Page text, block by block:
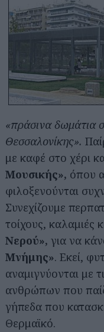
«πράσινα δωμάτια
Θεσσαλονίκης».
με καφέ στο χέρι
Μουσικής», όπου
φιλοξενούνται
Συνεχίζουμε
τοίχους, καλαμιές
Νερού», για να
Μνήμης». Εκεί,
αναμιγνύονται με
ανθρώπων που
γήπεδα που
Θερμαϊκό.